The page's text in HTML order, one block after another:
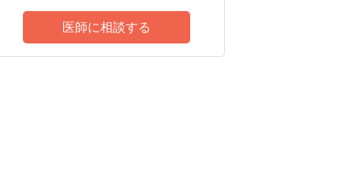
医師に相談する